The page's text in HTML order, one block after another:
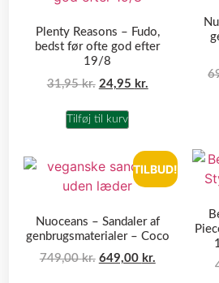
Plenty Reasons – Fudo,
bedst før ofte god efter
19/8
31,95kr. 24,95 kr.
Tilføj til kurv
TILBUD!
Nuoceans – Sandaler af
genbrugsmaterialer – Coco
749,00kr. 649,00 kr.